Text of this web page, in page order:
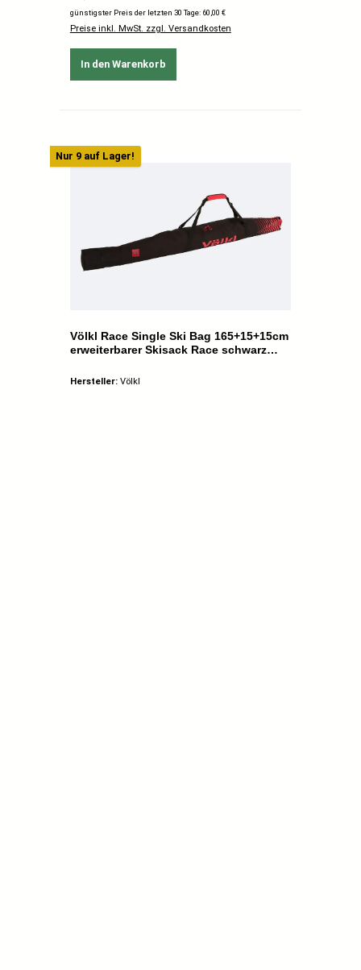
günstigster Preis der letzten 30 Tage: 60,00 €
Preise inkl. MwSt. zzgl. Versandkosten
In den Warenkorb
Nur 9 auf Lager!
Völkl Race Single Ski Bag 165+15+15cm
erweiterbarer Skisack Race schwarz
Hersteller: Völkl